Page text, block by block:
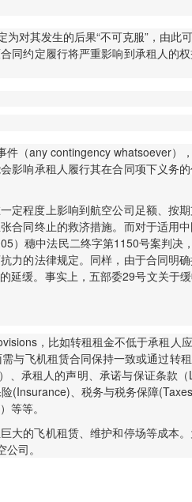
对其发生的后果“不可克服”，由
约定履行将严重影响到承租人的
（any contingency whatsoever
响承租人履行其在合同项下义务
程度上影响到航空公司足额、按
同终止的救济措施。而对于适用
穗中法民二终字第1150号案判决
的法律规定。同样，由于合同明
缓。事实上，五部委29号文关于
，比如转租租金不低于承租人
飞机租赁合同保持一致或通过转
承租人的声明、承诺与保证条款
、税务与税务保障
等等。
的飞机租赁、维护和停场等成本
司。